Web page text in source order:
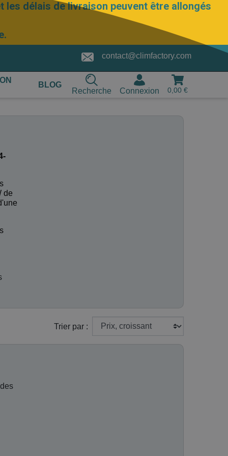
les délais de livraison peuvent être allongés
contact@climfactory.com
BLOG
Recherche Connexion 0,00 €
de
Trier par :